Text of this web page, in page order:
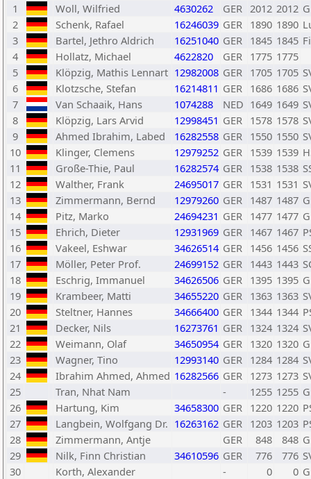
1
Woll, Wilfried 4630262 GER 2012 2012
2
Schenk, Rafael 16246039 GER 1890 1890
3
Bartel, Jethro Aldrich 16251040 GER 1845 1845
4
Hollatz, Michael 4622820 GER 1775 1775
5
Klöpzig, Mathis Lennart 12982008 GER 1705 1705
6
Klotzsche, Stefan 16214811 GER 1686 1686
7
Van Schaaik, Hans 1074288 NED 1649 1649
8
Klöpzig, Lars Arvid 12998451 GER 1578 1578
9
Ahmed Ibrahim, Labed 16282558 GER 1550 1550
10
Klinger, Clemens 12979252 GER 1539 1539
11
Große-Thie, Paul 16282574 GER 1538 1538
12
Walther, Frank 24695017 GER 1531 1531
13
Zimmermann, Bernd 12979260 GER 1487 1487
14
Pitz, Marko 24694231 GER 1477 1477
15
Ehrich, Dieter 12931969 GER 1467 1467
16
Vakeel, Eshwar 34626514 GER 1456 1456
17
Möller, Peter Prof. 24699152 GER 1443 1443
18
Eschrig, Immanuel 34626506 GER 1395 1395
19
Krambeer, Matti 34655220 GER 1363 1363
20
Steltner, Hannes 34666400 GER 1344 1344
21
Decker, Nils 16273761 GER 1324 1324
22
Weimann, Olaf 34650954 GER 1320 1320
23
Wagner, Tino 12993140 GER 1284 1284
24
Ibrahim Ahmed, Ahmed 16282566 GER 1273 1273
25
Tran, Nhat Nam - 1255 1255
26
Hartung, Kim 34658300 GER 1220 1220
27
Langbein, Wolfgang Dr. 16263162 GER 1203 1203
28
Zimmermann, Antje GER 848 848
29
Nilk, Finn Christian 34610596 GER 776 776
30
Korth, Alexander - 0 0